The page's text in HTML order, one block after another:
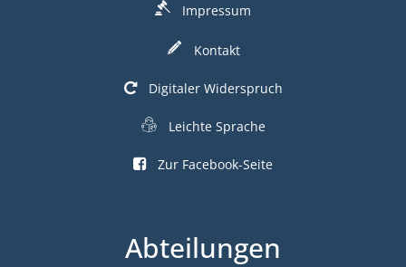
Impressum
Kontakt
Digitaler Widerspruch
Leichte Sprache
Zur Facebook-Seite
Abteilungen